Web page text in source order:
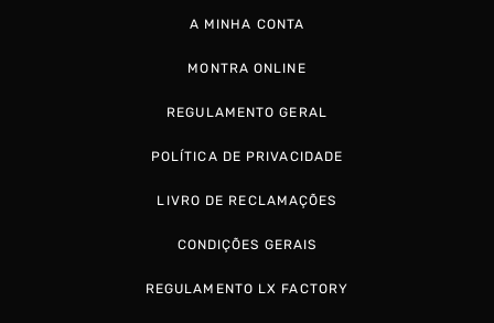
POLÍTICA DE PRIVACIDADE
LIVRO DE RECLAMAÇÕES
CONDIÇÕES GERAIS
REGULAMENTO LX FACTORY
A MINHA CONTA
MONTRA ONLINE
REGULAMENTO GERAL